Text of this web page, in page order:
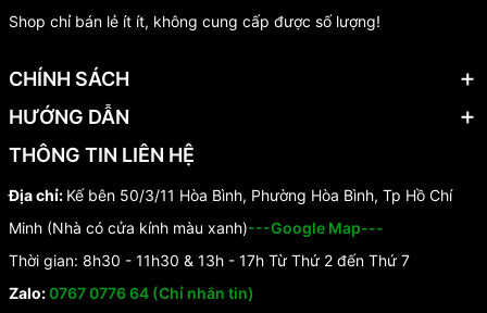
Shop chỉ bán lẻ ít ít, không cung cấp được số lượng!
CHÍNH SÁCH
HƯỚNG DẪN
THÔNG TIN LIÊN HỆ
Địa chỉ: Kế bên 50/3/11 Hòa Bình, Phường Hòa Bình, Tp Hồ Chí
Minh (Nhà có cửa kính màu xanh)---Google Map---
Thời gian: 8h30 - 11h30 & 13h - 17h Từ Thứ 2 đến Thứ 7
Zalo:0767 0776 64 (Chỉ nhắn tin)